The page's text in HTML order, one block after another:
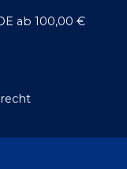
ab 100,00 €